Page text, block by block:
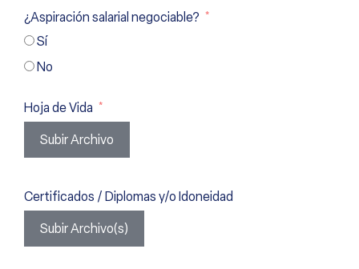
¿Aspiración salarial negociable?
Sí
No
Hoja de Vida
Subir Archivo
Certificados / Diplomas y/o Idoneidad
Subir Archivo(s)